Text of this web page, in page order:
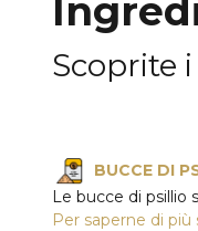
Scoprite
BUCCE DI
Le bucce di psillio
Per saperne di più